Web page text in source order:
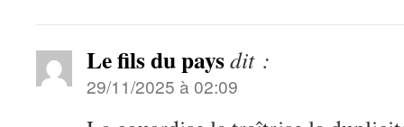
Le fils du paysdit :
29/11/2025 à 02:09